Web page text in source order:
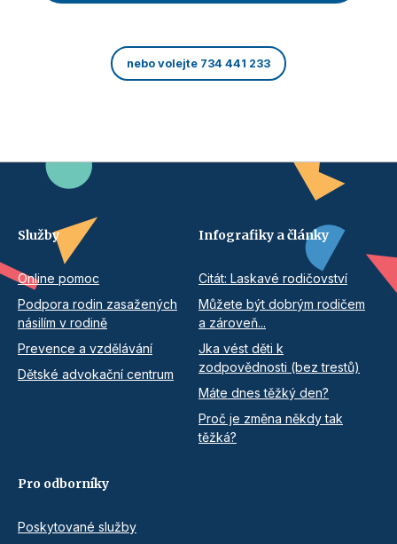
nebo volejte 734 441 233
Služby
Online pomoc
Podpora rodin zasažených
násilím v rodině
Prevence a vzdělávání
Dětské advokační centrum
Infografiky a články
Citát: Laskavé rodičovství
Můžete být dobrým rodičem
a zároveň...
Jka vést děti k
zodpovědnosti (bez trestů)
Máte dnes těžký den?
Proč je změna někdy tak
těžká?
Pro odborníky
Poskytované služby